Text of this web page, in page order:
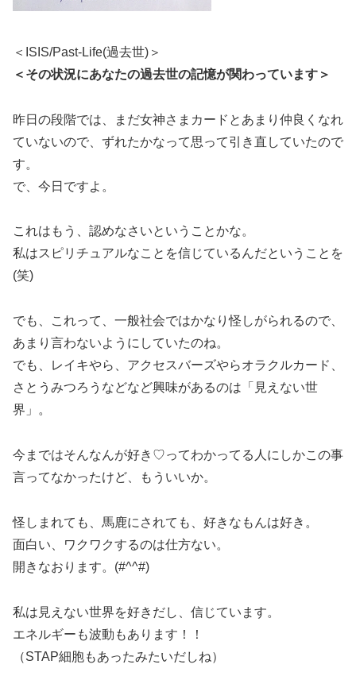
＜ISIS/Past-Life(過去世)＞
＜その状況にあなたの過去世の記憶が関わっています＞
昨日の段階では、まだ女神さまカードとあまり仲良くなれ
ていないので、ずれたかなって思って引き直していたので
す。
で、今日ですよ。
これはもう、認めなさいということかな。
私はスピリチュアルなことを信じているんだということを
(笑)
でも、これって、一般社会ではかなり怪しがられるので、
あまり言わないようにしていたのね。
でも、レイキやら、アクセスバーズやらオラクルカード、
さとうみつろうなどなど興味があるのは「見えない世
界」。
今まではそんなんが好き♡ってわかってる人にしかこの事
言ってなかったけど、もういいか。
怪しまれても、馬鹿にされても、好きなもんは好き。
面白い、ワクワクするのは仕方ない。
開きなおります。(#^^#)
私は見えない世界を好きだし、信じています。
エネルギーも波動もあります！！
（STAP細胞もあったみたいだしね）